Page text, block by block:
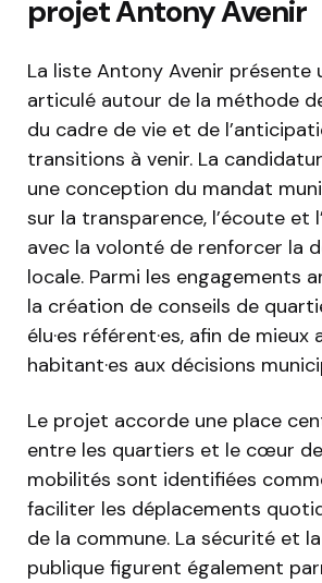
projet Antony Avenir
La liste Antony Avenir présente
articulé autour de la méthode
du cadre de vie et de
transitions à venir. La
une conception du mandat
sur la transparence, l’écoute et
avec la volonté de renforcer la
locale. Parmi les engagements
la création de conseils de
élu·es référent·es, afin de mieux
habitant·es aux décisions
Le projet accorde une place
entre les quartiers et le cœur de
mobilités sont identifiées
faciliter les déplacements
de la commune. La sécurité et
publique figurent également